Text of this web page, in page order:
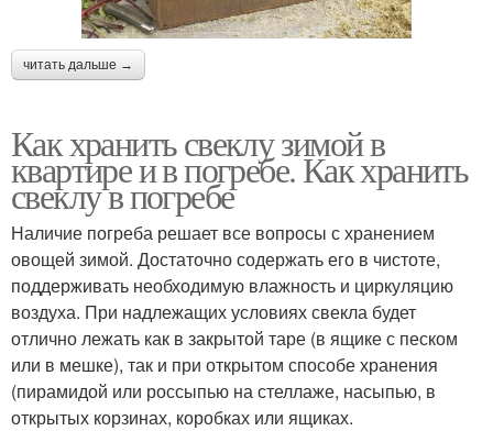
читать дальше →
Как хранить свеклу зимой в
квартире и в погребе. Как хранить
свеклу в погребе
Наличие погреба решает все вопросы с хранением
овощей зимой. Достаточно содержать его в чистоте,
поддерживать необходимую влажность и циркуляцию
воздуха. При надлежащих условиях свекла будет
отлично лежать как в закрытой таре (в ящике с песком
или в мешке), так и при открытом способе хранения
(пирамидой или россыпью на стеллаже, насыпью, в
открытых корзинах, коробках или ящиках.